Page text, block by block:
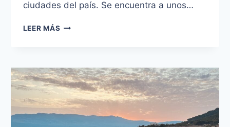
ciudades del país. Se encuentra a unos…
LEER MÁS ¿CÓMO
CONSEJOS
Y
GUÍA
PRÁCTICA